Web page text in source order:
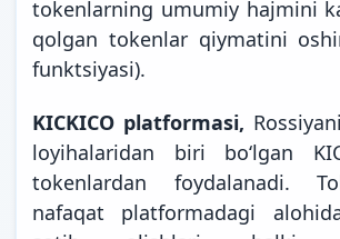
tokenlarning umumiy hajmini
qolgan tokenlar qiymatini
funktsiyasi).
KICKICO platformasi,
loyihalaridan biri boʻlgan
tokenlardan foydalanadi.
nafaqat platformadagi